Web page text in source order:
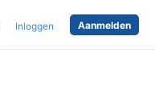
Inloggen Aanmelden